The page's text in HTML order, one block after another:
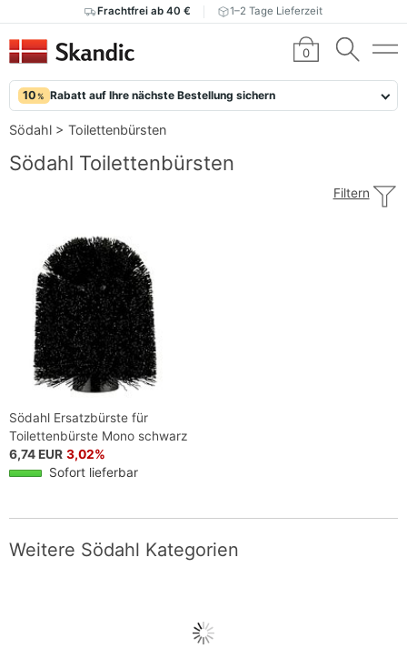
Frachtfrei ab 40 € 1–2 Tage Lieferzeit
0
10 % Rabatt auf Ihre nächste Bestellung sichern
Södahl > Toilettenbürsten
Södahl Toilettenbürsten
Filtern
Södahl Ersatzbürste für
Toilettenbürste Mono schwarz
6,74 EUR 3,02%
Sofort lieferbar
Weitere Södahl Kategorien